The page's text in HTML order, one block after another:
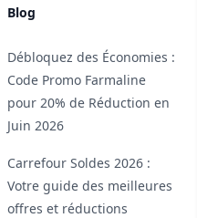
Blog
Débloquez des Économies :
Code Promo Farmaline
pour 20% de Réduction en
Juin 2026
Carrefour Soldes 2026 :
Votre guide des meilleures
offres et réductions